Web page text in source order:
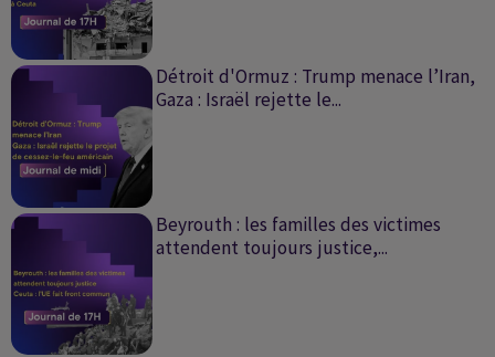
Détroit d'Ormuz : Trump menace l’Iran,
Gaza : Israël rejette le...
Beyrouth : les familles des victimes
attendent toujours justice,...